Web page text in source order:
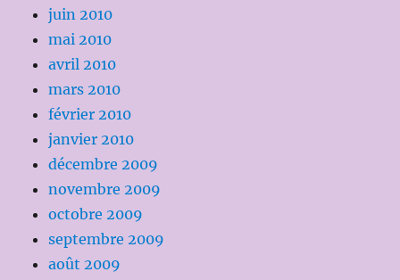
juin 2010
mai 2010
avril 2010
mars 2010
février 2010
janvier 2010
décembre 2009
novembre 2009
octobre 2009
septembre 2009
août 2009